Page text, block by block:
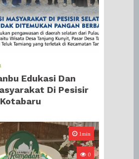
Edukasi Dan
Di Pesisir
1min
0